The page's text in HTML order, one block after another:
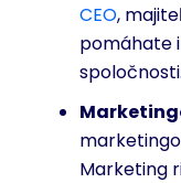
CEO,
pomáhate
spoločnosti.
Marketing